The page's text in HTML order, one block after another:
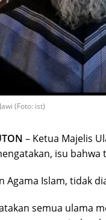
(Foto: ist)
– Ketua Majelis
isu
Agama Islam, tidak
semua ulama